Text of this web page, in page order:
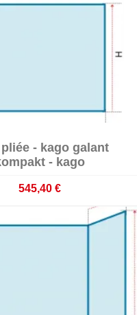
: délai 3 à 4 semaines
- kago galant
- kago
545,40 €